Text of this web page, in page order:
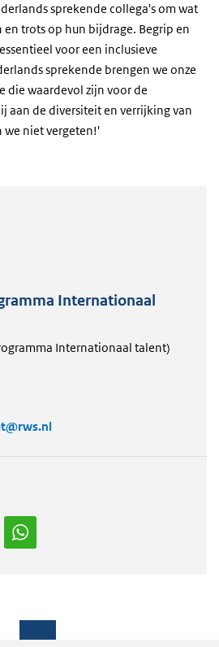
sprekende collega's om wat
en trots op hun bijdrage. Begrip en
voor een inclusieve
sprekende brengen we onze
die waardevol zijn voor de
aan de diversiteit en verrijking van
we niet vergeten!'
Internationaal
Internationaal talent)